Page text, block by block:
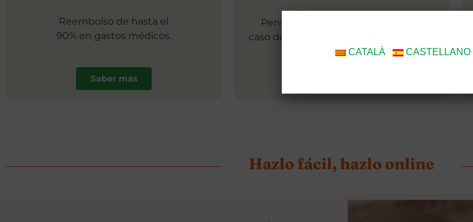
Reembolso de hasta el
90% en gastos médicos.
Saber más
Pensión mensual para los hijos en
caso de defunción de los progenitores.
Hazlo fácil, hazlo online
CATALÀ CASTELLANO